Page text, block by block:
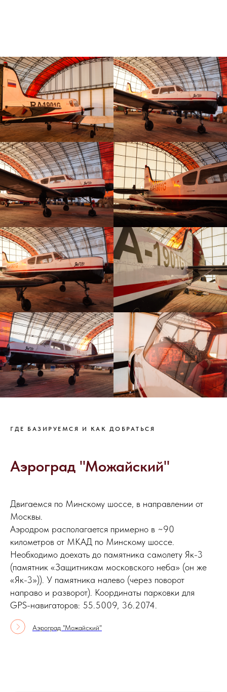
ГДЕ БАЗИРУЕМСЯ И КАК ДОБРАТЬСЯ
Аэроград "Можайский"
Двигаемся по Минскому шоссе, в направлении от
Москвы.
Аэродром располагается примерно в ~90
километров от МКАД по Минскому шоссе.
Необходимо доехать до памятника самолету Як-3
(памятник «Защитникам московского неба» (он же
«Як-3»)). У памятника налево (через поворот
направо и разворот). Координаты парковки для
GPS-навигаторов: 55.5009, 36.2074.
Аэроград "Можайский"